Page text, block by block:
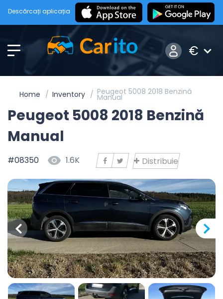
Descărcați aplicația
€
Home Inventory Peugeot 5008 2018 Benzină
Manual
Peugeot 5008 2018 Benzină
Manual
#08350 1.6K Distribuie